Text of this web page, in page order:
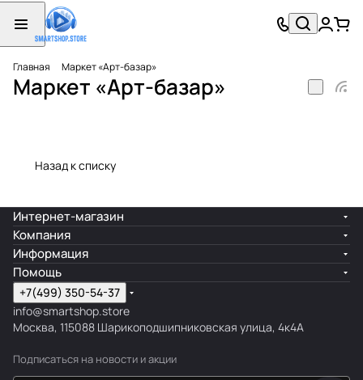
Главная Маркет «Арт-базар»
Маркет «Арт-базар»
Назад к списку
Интернет-магазин
Компания
Информация
Помощь
+7(499) 350-54-37
info@smartshop.store
Москва, 115088 Шарикоподшипниковская улица, 4к4А
Подписаться на новости и акции